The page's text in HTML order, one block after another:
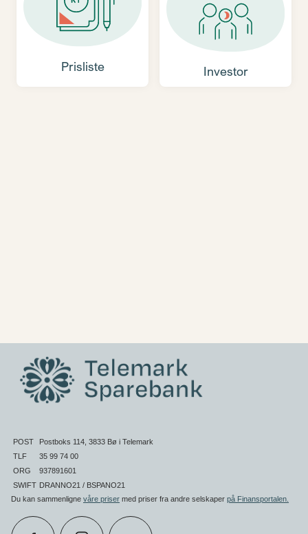
Prisliste Investor
POST
Postboks 114, 3833 Bø i Telemark
TLF
35 99 74 00
ORG
937891601
SWIFT DRANNO21 / BSPANO21
Du kan sammenligne våre priser med priser fra andre selskaper på Finansportalen